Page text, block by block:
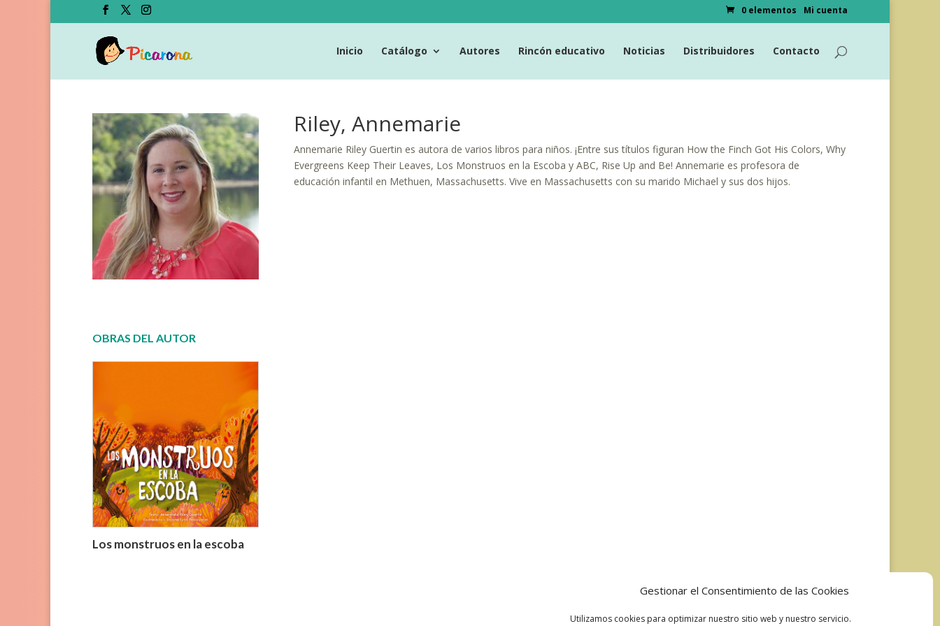
Gestionar el Consentimiento de las Cookies
Utilizamos cookies para optimizar nuestro sitio web y nuestro servicio.
Mi cuenta
0 elementos
Inicio Catálogo Autores Rincón educativo Noticias Distribuidores Contacto
Riley, Annemarie
Annemarie Riley Guertin es autora de varios libros para niños. ¡Entre sus títulos figuran How the Finch Got His Colors, Why
Evergreens Keep Their Leaves, Los Monstruos en la Escoba y ABC, Rise Up and Be! Annemarie es profesora de
educación infantil en Methuen, Massachusetts. Vive en Massachusetts con su marido Michael y sus dos hijos.
OBRAS DEL AUTOR
Los monstruos en la escoba